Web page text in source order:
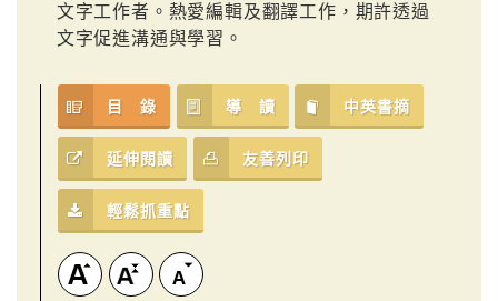
文字工作者。熱愛編輯及翻譯工作，期許透過
文字促進溝通與學習。
目 錄 導 讀 中英書摘
延伸閱讀 友善列印
輕鬆抓重點